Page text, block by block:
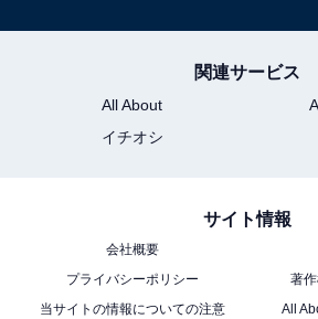
関連サービス
All About
イチオシ
サイト情報
会社概要
プライバシーポリシー
著
当サイトの情報についての注意
All